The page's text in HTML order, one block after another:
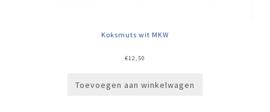
Koksmuts wit MKW
€12,50
Toevoegen aan winkelwagen